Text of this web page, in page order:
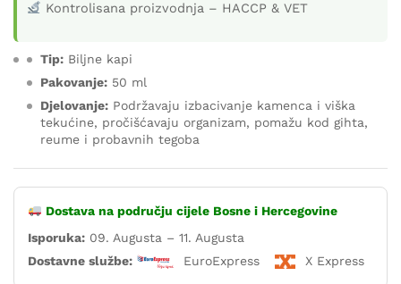
Kontrolisana proizvodnja – HACCP & VET
Tip: Biljne kapi
Pakovanje: 50 ml
Djelovanje: Podržavaju izbacivanje kamenca i viška
tekućine, pročišćavaju organizam, pomažu kod gihta,
reume i probavnih tegoba
Dostava na području cijele Bosne i Hercegovine
Isporuka: 09. Augusta – 11. Augusta
Dostavne službe:
EuroExpress X Express